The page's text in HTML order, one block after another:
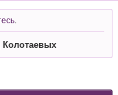
Колотаевых